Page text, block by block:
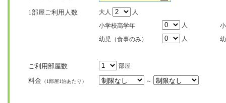
1部屋ご利用人数 大人
人
小学校高学年
人
幼児（食事のみ）
人
ご利用部屋数 部屋
料金 （1部屋1泊あたり） ～